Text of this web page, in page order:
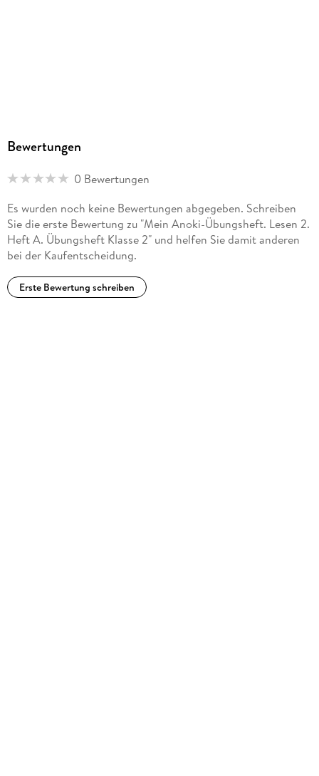
Bewertungen
0 Bewertungen
Es wurden noch keine Bewertungen abgegeben. Schreiben
Sie die erste Bewertung zu "Mein Anoki-Übungsheft. Lesen 2.
Heft A. Übungsheft Klasse 2" und helfen Sie damit anderen
bei der Kaufentscheidung.
Erste Bewertung schreiben